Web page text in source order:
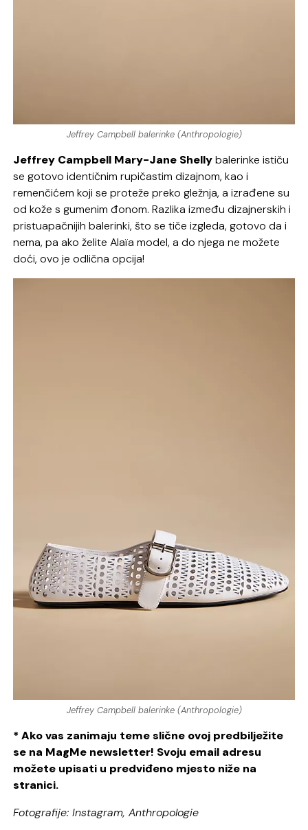
Jeffrey Campbell balerinke (Anthropologie)
Jeffrey Campbell Mary-Jane Shellybalerinke ističu
se gotovo identičnim rupičastim dizajnom, kao i
remenčićem koji se proteže preko gležnja, a izrađene su
od kože s gumenim đonom. Razlika između dizajnerskih i
pristuapačnijih balerinki, što se tiče izgleda, gotovo da i
nema, pa ako želite Alaïa model, a do njega ne možete
doći, ovo je odlična opcija!
Jeffrey Campbell balerinke (Anthropologie)
* Ako vas zanimaju teme slične ovoj predbilježite
se na MagMe newsletter! Svoju email adresu
možete upisati u predviđeno mjesto niže na
stranici.
Fotografije: Instagram, Anthropologie